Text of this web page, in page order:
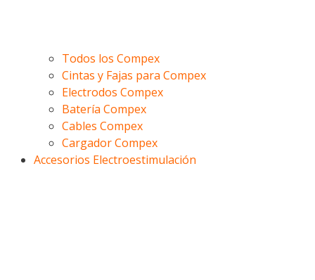
Todos los Compex
Cintas y Fajas para Compex
Electrodos Compex
Batería Compex
Cables Compex
Cargador Compex
Accesorios Electroestimulación